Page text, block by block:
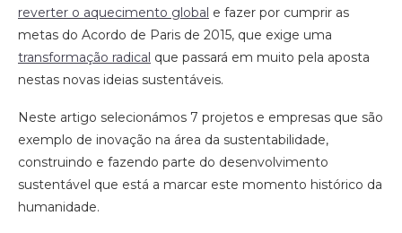
reverter o aquecimento global e fazer por cumprir as
metas do Acordo de Paris de 2015, que exige uma
transformação radical que passará em muito pela aposta
nestas novas ideias sustentáveis.
Neste artigo selecionámos 7 projetos e empresas que são
exemplo de inovação na área da sustentabilidade,
construindo e fazendo parte do desenvolvimento
sustentável que está a marcar este momento histórico da
humanidade.